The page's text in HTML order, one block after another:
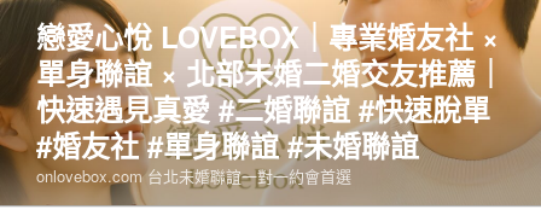
跳
主
要
內
容
戀愛心悅 LOVEBOX｜專業婚友社 ×
單身聯誼 × 北部未婚二婚交友推薦｜
快速遇見真愛 #二婚聯誼 #快速脫單
#婚友社 #單身聯誼 #未婚聯誼
onlovebox.com 台北未婚聯誼一對一約會首選